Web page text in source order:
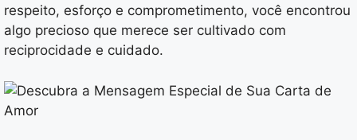
respeito, esforço e comprometimento, você encontrou
algo precioso que merece ser cultivado com
reciprocidade e cuidado.